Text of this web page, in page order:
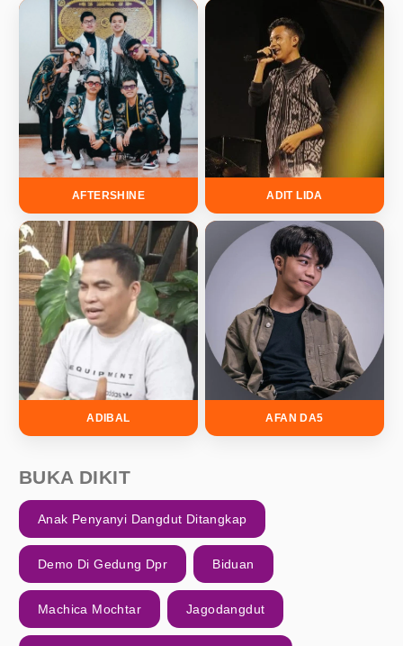
AFTERSHINE ADIT LIDA
ADIBAL AFAN DA5
BUKA DIKIT
Anak Penyanyi Dangdut Ditangkap
Demo Di Gedung Dpr Biduan
Machica Mochtar Jagodangdut